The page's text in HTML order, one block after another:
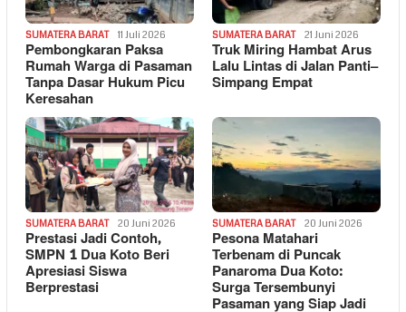
SUMATERA BARAT 11 Juli 2026
Pembongkaran Paksa
Rumah Warga di Pasaman
Tanpa Dasar Hukum Picu
Keresahan
SUMATERA BARAT 21 Juni 2026
Truk Miring Hambat Arus
Lalu Lintas di Jalan Panti–
Simpang Empat
SUMATERA BARAT 20 Juni 2026
Prestasi Jadi Contoh,
SMPN 1 Dua Koto Beri
Apresiasi Siswa
Berprestasi
SUMATERA BARAT 20 Juni 2026
Pesona Matahari
Terbenam di Puncak
Panaroma Dua Koto:
Surga Tersembunyi
Pasaman yang Siap Jadi